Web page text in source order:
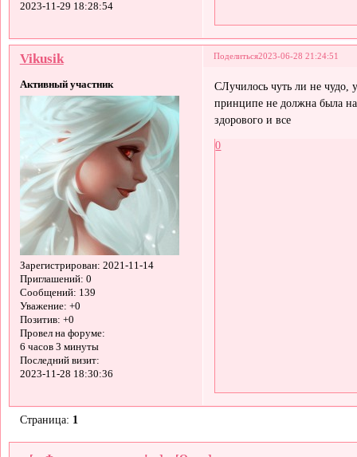
2023-11-29 18:28:54
Поделиться2023-06-28 21:24:51
Vikusik
Активный участник
Зарегистрирован: 2021-11-14
Приглашений: 0
Сообщений: 139
Уважение: +0
Позитив: +0
Провел на форуме:
6 часов 3 минуты
Последний визит:
2023-11-28 18:30:36
СЛучилось чуть ли не чудо,
принципе не должна была
здорового и все
0
Страница: 1